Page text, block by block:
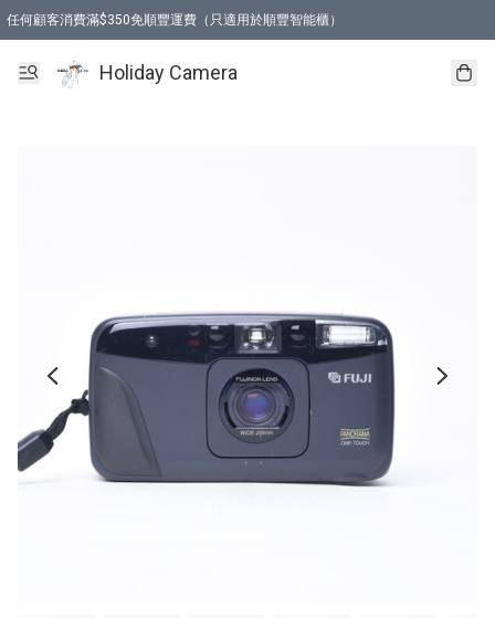
任何顧客消費滿$350免順豐運費（只適用於順豐智能櫃）
Holiday Camera